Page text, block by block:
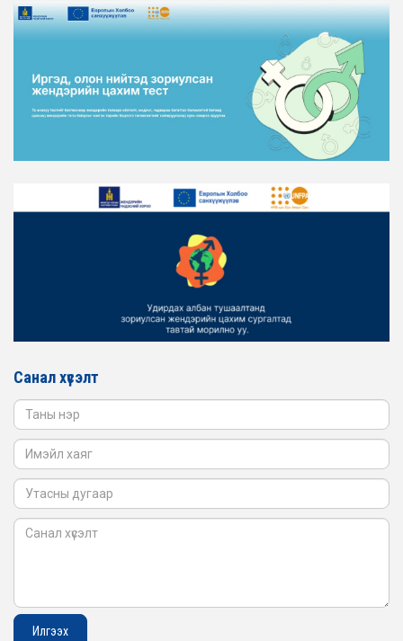
ЖЕНДЭРИЙН ҮНДЭСНИЙ ХОРООНЫ АЖЛЫН АЛБАНЫ
ТӨЛӨӨЛӨЛ ХОТ БАЙГУУЛАЛТ, БАРИЛГА, ОРОН
СУУЦЖУУЛАЛТЫН ЯАМАНД АЖИЛЛАВ
2026-02-16
ЖЕНДЭРИЙН ЭРХ ТЭГШ БАЙДЛЫГ ХАНГАХ ҮЙЛ
АЖИЛЛАГААГ ЭРЧИМЖҮҮЛЭХ САРЫН ХУВААРЬТАЙ
2026-02-16
ТӨЛӨӨЛӨЛ ЗАМ ТЭЭВРИЙН ЯАМАНД АЖИЛЛАВ
ЖЕНДЭРИЙН ҮНДЭСНИЙ ХОРООНЫ АЖЛЫН АЛБАНЫ
ТӨЛӨӨЛӨЛ БАТЛАН ХАМГААЛАХ ЯАМАНД
Санал хүсэлт